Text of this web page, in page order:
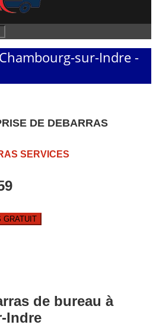
sur-Indre -
DE DEBARRAS
SERVICES
GRATUIT
de bureau à
Indre